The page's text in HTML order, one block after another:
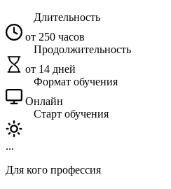
Длительность
от 250 часов
Продолжительность
от 14 дней
Формат обучения
Онлайн
Старт обучения
...
Для кого профессия